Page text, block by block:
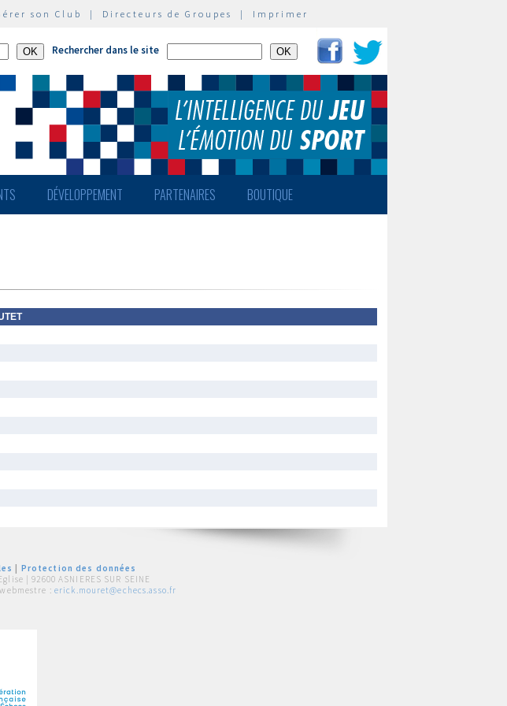
son Club | Directeurs de Groupes | Imprimer
Rechercher dans le site
DÉVELOPPEMENT PARTENAIRES BOUTIQUE
Protection des données
| 92600 ASNIERES SUR SEINE
webmestre : erick.mouret@echecs.asso.fr